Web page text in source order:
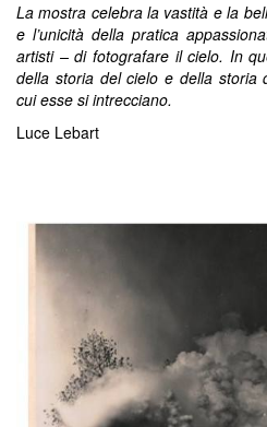
La mostra celebra la vastità e la
e l’unicità della pratica
artisti – di fotografare il cielo. In
della storia del cielo e della storia
cui esse si intrecciano.
Luce Lebart